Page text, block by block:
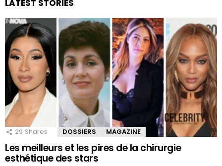
LATEST STORIES
29 Shares DOSSIERS MAGAZINE
Les meilleurs et les pires de la chirurgie
esthétique des stars